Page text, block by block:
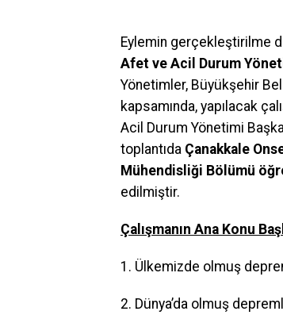
Eylemin gerçekleştirilme
Afet ve Acil Durum
Yönetimler, Büyükşehir
kapsamında, yapılacak
Acil Durum Yönetimi
toplantıda Çanakkale
Mühendisliği Bölümü
edilmiştir.
Çalışmanın Ana Konu
1. Ülkemizde olmuş
2. Dünya’da olmuş